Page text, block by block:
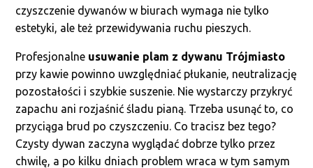
czyszczenie dywanów w biurach wymaga nie tylko
estetyki, ale też przewidywania ruchu pieszych.
Profesjonalne usuwanie plam z dywanu Trójmiasto
przy kawie powinno uwzględniać płukanie, neutralizację
pozostałości i szybkie suszenie. Nie wystarczy przykryć
zapachu ani rozjaśnić śladu pianą. Trzeba usunąć to, co
przyciąga brud po czyszczeniu. Co tracisz bez tego?
Czysty dywan zaczyna wyglądać dobrze tylko przez
chwilę, a po kilku dniach problem wraca w tym samym